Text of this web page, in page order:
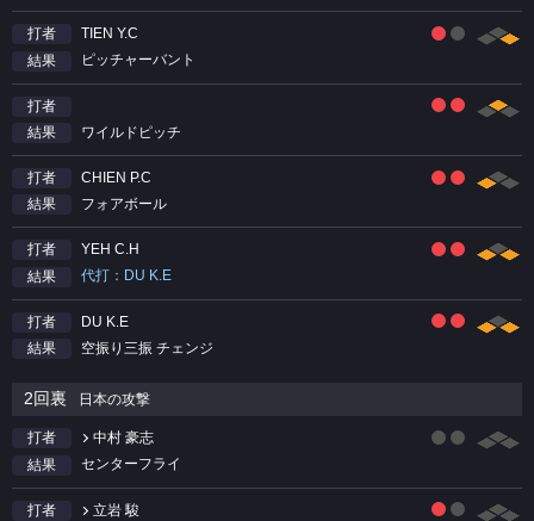
打者
TIEN Y.C
結果
ピッチャーバント
打者
結果
ワイルドピッチ
打者
CHIEN P.C
結果
フォアボール
打者
YEH C.H
結果
代打：DU K.E
打者
DU K.E
結果
空振り三振 チェンジ
2回裏 日本の攻撃
打者
中村 豪志
結果
センターフライ
打者
立岩 駿